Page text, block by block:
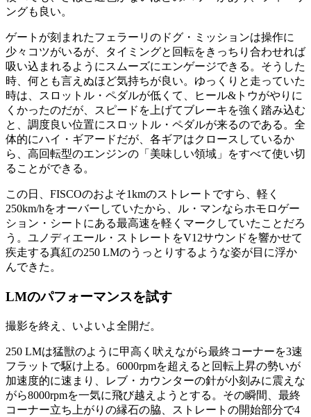
ングも良い。
ゲートが刻まれたフェラーリのドグ・ミッションは操作に
少々コツがいるが、タイミングと回転をきっちり合わせれば
吸い込まれるようにスムーズにエンゲージできる。そうした
時、何とも言えぬほど気持ちが良い。ゆっくりと走っていた
時は、スロットル・ペダルが低くて、ヒール&トウがやりに
くかったのだが、スピードを上げてブレーキを強く踏み込む
と、調度良い位置にスロットル・ペダルが来るのである。全
体的にハイ・ギアードだが、各ギアはクロースしているか
ら、高回転型のエンジンの「美味しい領域」をすべて使い切
ることができる。
この日、FISCOのおよそ1kmのストレートですら、軽く
250km/hをオーバーしていたから、ル・マンならホモロゲー
ション・シートにある最高速を軽くマークしていたことだろ
う。ユノディエール・ストレートをV12サウンドを響かせて
疾走する真紅の250 LMのうっとりするような姿が目に浮か
んできた。
LMのパフォーマンスを試す
撮影を終え、いよいよ全開だ。
250 LMは猛獣のように甲高く吠えながら最終コーナーを3速
フラットで駆け上る。6000rpmを超えると回転上昇の勢いが
加速度的に速まり、レブ・カウンターの針が小刻みに震えな
がら8000rpmを一気に飛び越えようとする。その瞬間、最終
コーナー立ち上がりの縁石の脇、ストレートの開始部分で4